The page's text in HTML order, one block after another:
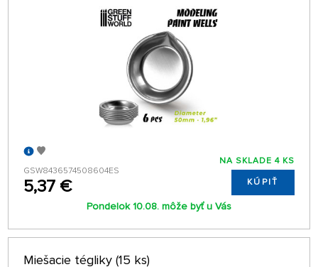
GSW8436574508604ES
5,37 €
NA SKLADE 4 KS
KÚPIŤ
Pondelok 10.08. môže byť u Vás
Miešacie tégliky (15 ks)